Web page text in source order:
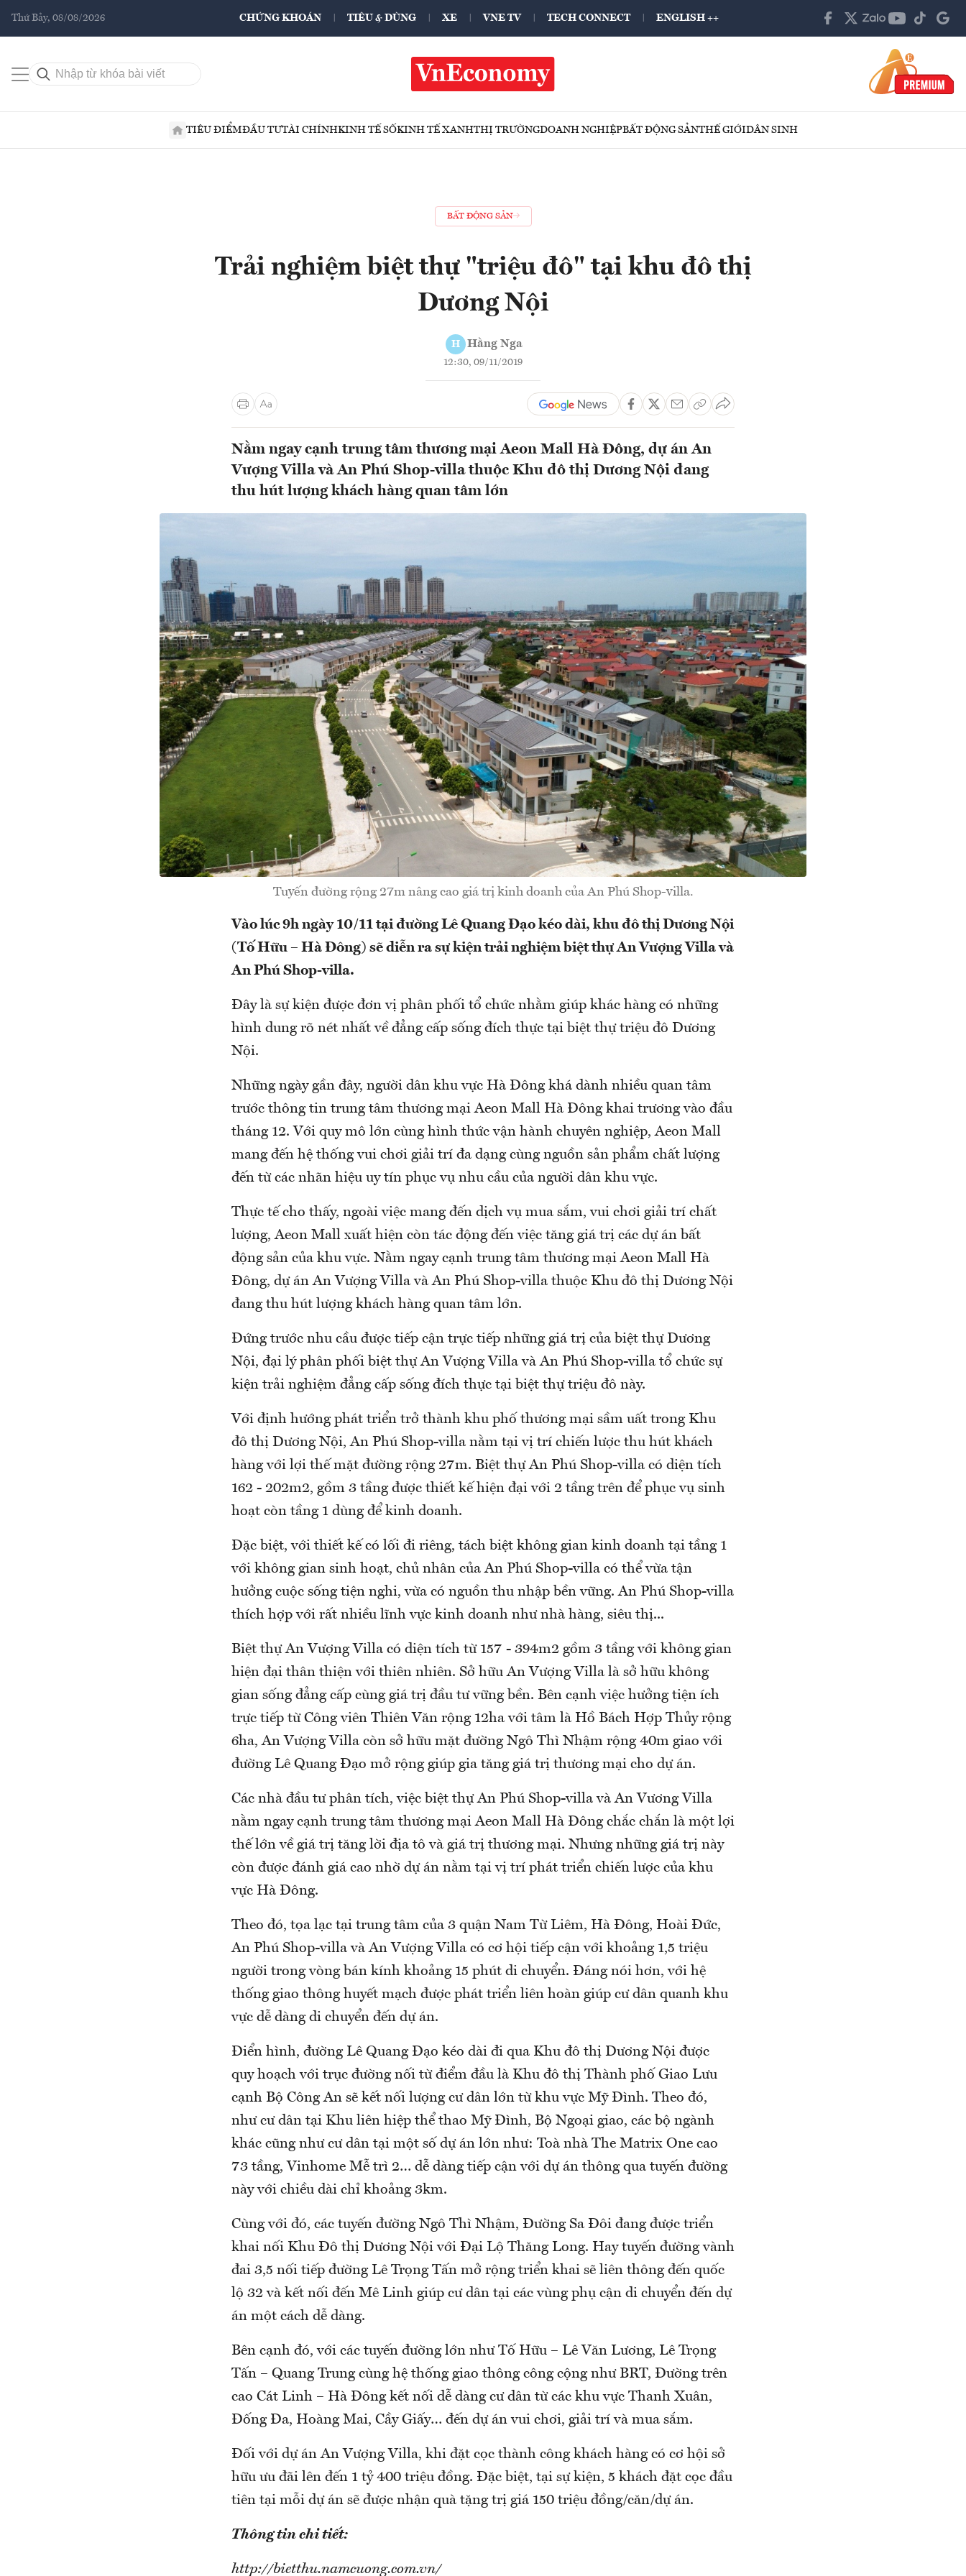
Thứ Bảy, 08/08/2026 CHỨNG KHOÁN TIÊU & DÙNG XE VNE TV TECH CONNECT ENGLISH ++
TIÊU ĐIỂMĐẦU TƯTÀI CHÍNHKINH TẾ SỐKINH TẾ XANHTHỊ TRƯỜNGDOANH NGHIỆPBẤT ĐỘNG SẢNTHẾ GIỚIDÂN SINH
BẤT ĐỘNG SẢN
Trải nghiệm biệt thự "triệu đô" tại khu đô thị
Dương Nội
H Hằng Nga
12:30, 09/11/2019
Nằm ngay cạnh trung tâm thương mại Aeon Mall Hà Đông, dự án An
Vượng Villa và An Phú Shop-villa thuộc Khu đô thị Dương Nội đang
thu hút lượng khách hàng quan tâm lớn
Tuyến đường rộng 27m nâng cao giá trị kinh doanh của An Phú Shop-villa.
Vào lúc 9h ngày 10/11 tại đường Lê Quang Đạo kéo dài, khu đô thị Dương Nội
(Tố Hữu – Hà Đông) sẽ diễn ra sự kiện trải nghiệm biệt thự An Vượng Villa và
An Phú Shop-villa.
Đây là sự kiện được đơn vị phân phối tổ chức nhằm giúp khác hàng có những
hình dung rõ nét nhất về đẳng cấp sống đích thực tại biệt thự triệu đô Dương
Nội.
Những ngày gần đây, người dân khu vực Hà Đông khá dành nhiều quan tâm
trước thông tin trung tâm thương mại Aeon Mall Hà Đông khai trương vào đầu
tháng 12. Với quy mô lớn cùng hình thức vận hành chuyên nghiệp, Aeon Mall
mang đến hệ thống vui chơi giải trí đa dạng cùng nguồn sản phẩm chất lượng
đến từ các nhãn hiệu uy tín phục vụ nhu cầu của người dân khu vực.
Thực tế cho thấy, ngoài việc mang đến dịch vụ mua sắm, vui chơi giải trí chất
lượng, Aeon Mall xuất hiện còn tác động đến việc tăng giá trị các dự án bất
động sản của khu vực. Nằm ngay cạnh trung tâm thương mại Aeon Mall Hà
Đông, dự án An Vượng Villa và An Phú Shop-villa thuộc Khu đô thị Dương Nội
đang thu hút lượng khách hàng quan tâm lớn.
Đứng trước nhu cầu được tiếp cận trực tiếp những giá trị của biệt thự Dương
Nội, đại lý phân phối biệt thự An Vượng Villa và An Phú Shop-villa tổ chức sự
kiện trải nghiệm đẳng cấp sống đích thực tại biệt thự triệu đô này.
Với định hướng phát triển trở thành khu phố thương mại sầm uất trong Khu
đô thị Dương Nội, An Phú Shop-villa nằm tại vị trí chiến lược thu hút khách
hàng với lợi thế mặt đường rộng 27m. Biệt thự An Phú Shop-villa có diện tích
162 - 202m2, gồm 3 tầng được thiết kế hiện đại với 2 tầng trên để phục vụ sinh
hoạt còn tầng 1 dùng để kinh doanh.
Đặc biệt, với thiết kế có lối đi riêng, tách biệt không gian kinh doanh tại tầng 1
với không gian sinh hoạt, chủ nhân của An Phú Shop-villa có thể vừa tận
hưởng cuộc sống tiện nghi, vừa có nguồn thu nhập bền vững. An Phú Shop-villa
thích hợp với rất nhiều lĩnh vực kinh doanh như nhà hàng, siêu thị...
Biệt thự An Vượng Villa có diện tích từ 157 - 394m2 gồm 3 tầng với không gian
hiện đại thân thiện với thiên nhiên. Sở hữu An Vượng Villa là sở hữu không
gian sống đẳng cấp cùng giá trị đầu tư vững bền. Bên cạnh việc hưởng tiện ích
trực tiếp từ Công viên Thiên Văn rộng 12ha với tâm là Hồ Bách Hợp Thủy rộng
6ha, An Vượng Villa còn sở hữu mặt đường Ngô Thì Nhậm rộng 40m giao với
đường Lê Quang Đạo mở rộng giúp gia tăng giá trị thương mại cho dự án.
Các nhà đầu tư phân tích, việc biệt thự An Phú Shop-villa và An Vương Villa
nằm ngay cạnh trung tâm thương mại Aeon Mall Hà Đông chắc chắn là một lợi
thế lớn về giá trị tăng lời địa tô và giá trị thương mại. Nhưng những giá trị này
còn được đánh giá cao nhờ dự án nằm tại vị trí phát triển chiến lược của khu
vực Hà Đông.
Theo đó, tọa lạc tại trung tâm của 3 quận Nam Từ Liêm, Hà Đông, Hoài Đức,
An Phú Shop-villa và An Vượng Villa có cơ hội tiếp cận với khoảng 1,5 triệu
người trong vòng bán kính khoảng 15 phút di chuyển. Đáng nói hơn, với hệ
thống giao thông huyết mạch được phát triển liên hoàn giúp cư dân quanh khu
vực dễ dàng di chuyển đến dự án.
Điển hình, đường Lê Quang Đạo kéo dài đi qua Khu đô thị Dương Nội được
quy hoạch với trục đường nối từ điểm đầu là Khu đô thị Thành phố Giao Lưu
cạnh Bộ Công An sẽ kết nối lượng cư dân lớn từ khu vực Mỹ Đình. Theo đó,
như cư dân tại Khu liên hiệp thể thao Mỹ Đình, Bộ Ngoại giao, các bộ ngành
khác cũng như cư dân tại một số dự án lớn như: Toà nhà The Matrix One cao
73 tầng, Vinhome Mễ trì 2… dễ dàng tiếp cận với dự án thông qua tuyến đường
này với chiều dài chỉ khoảng 3km.
Cùng với đó, các tuyến đường Ngô Thì Nhậm, Đường Sa Đôi đang được triển
khai nối Khu Đô thị Dương Nội với Đại Lộ Thăng Long. Hay tuyến đường vành
đai 3,5 nối tiếp đường Lê Trọng Tấn mở rộng triển khai sẽ liên thông đến quốc
lộ 32 và kết nối đến Mê Linh giúp cư dân tại các vùng phụ cận di chuyển đến dự
án một cách dễ dàng.
Bên cạnh đó, với các tuyến đường lớn như Tố Hữu – Lê Văn Lương, Lê Trọng
Tấn – Quang Trung cùng hệ thống giao thông công cộng như BRT, Đường trên
cao Cát Linh – Hà Đông kết nối dễ dàng cư dân từ các khu vực Thanh Xuân,
Đống Đa, Hoàng Mai, Cầy Giấy… đến dự án vui chơi, giải trí và mua sắm.
Đối với dự án An Vượng Villa, khi đặt cọc thành công khách hàng có cơ hội sở
hữu ưu đãi lên đến 1 tỷ 400 triệu đồng. Đặc biệt, tại sự kiện, 5 khách đặt cọc đầu
tiên tại mỗi dự án sẽ được nhận quà tặng trị giá 150 triệu đồng/căn/dự án.
Thông tin chi tiết:
http://bietthu.namcuong.com.vn/